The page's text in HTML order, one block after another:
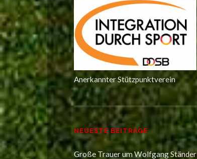
Anerkannter Stützpunktverein
NEUESTE BEITRÄGE
Große Trauer um Wolfgang Ständer